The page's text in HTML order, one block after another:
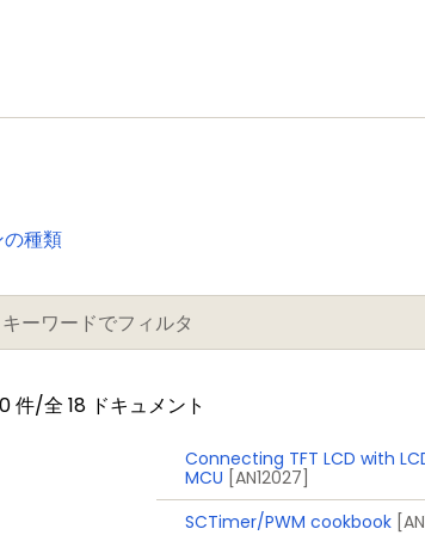
の種類
件/全 18 ドキュメント
Connecting TFT LCD with
MCU [AN12027]
SCTimer/PWM cookbook